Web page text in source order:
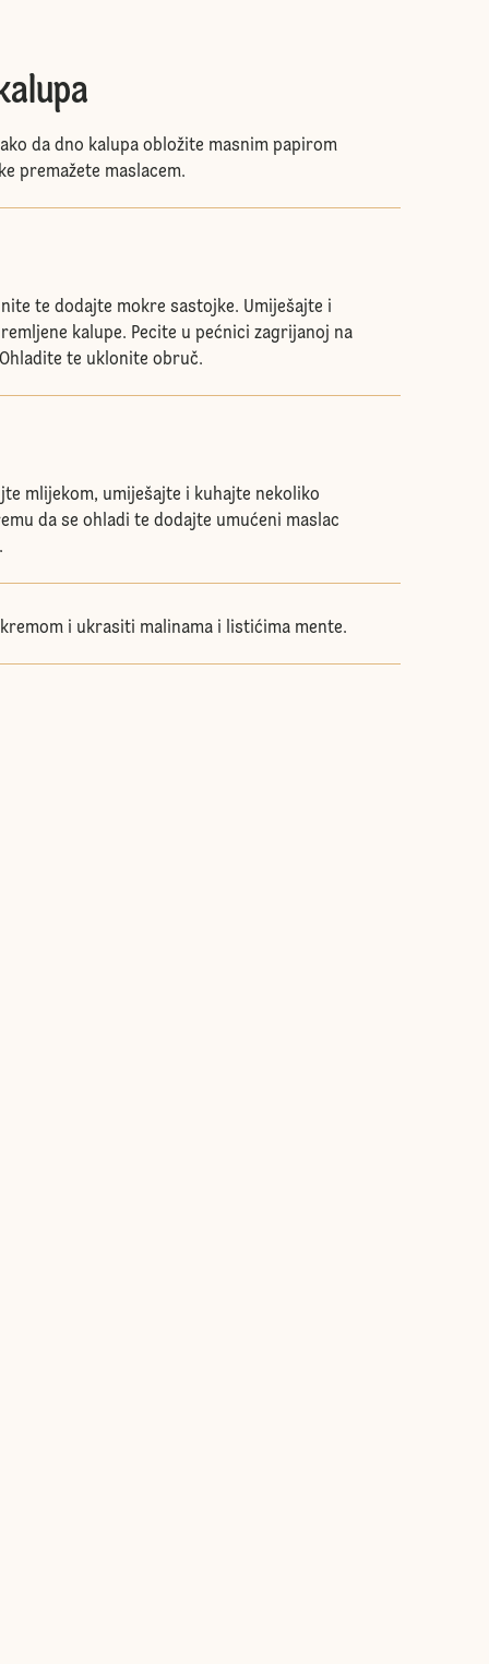
da dno kalupa obložite masnim papirom
premažete maslacem.
te dodajte mokre sastojke. Umiješajte i
kalupe. Pecite u pećnici zagrijanoj na
te uklonite obruč.
mlijekom, umiješajte i kuhajte nekoliko
da se ohladi te dodajte umućeni maslac
i ukrasiti malinama i listićima mente.